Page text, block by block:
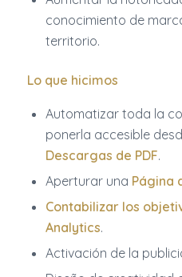
conocimiento de
territorio.
Lo que hicimos
Automatizar toda la
ponerla accesible
Descargas de PDF.
Aperturar una Página
Contabilizar los
Analytics.
Activación de la